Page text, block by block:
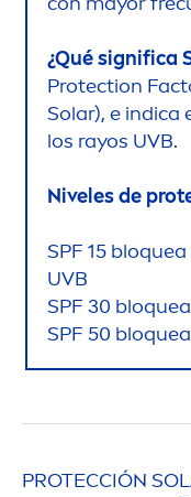
¿Qué significa
Protection
Solar), e indica
los rayos UVB.
Niveles de
SPF 15
UVB
SPF 30
SPF 50
PROTECCIÓN